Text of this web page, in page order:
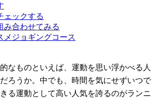
ェックする
み合わせてみる
メジョギングコース
なものといえば、運動を思い浮かべる人
ろうか。中でも、時間を気にせずいつで
る運動として高い人気を誇るのがランニ